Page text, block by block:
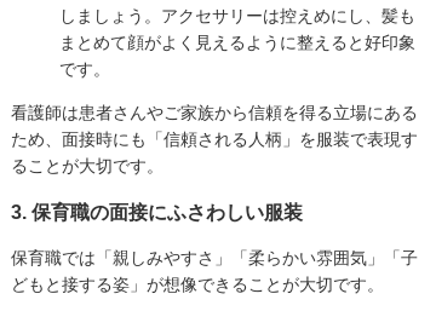
しましょう。アクセサリーは控えめにし、髪も
まとめて顔がよく見えるように整えると好印象
です。
看護師は患者さんやご家族から信頼を得る立場にある
ため、面接時にも「信頼される人柄」を服装で表現す
ることが大切です。
3. 保育職の面接にふさわしい服装
保育職では「親しみやすさ」「柔らかい雰囲気」「子
どもと接する姿」が想像できることが大切です。